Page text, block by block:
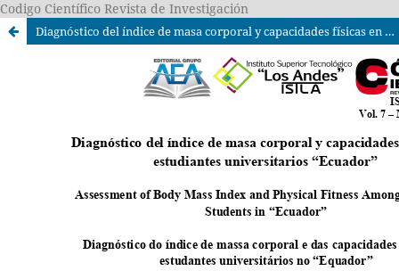
Codigo Científico Revista de Investigación
Diagnóstico del índice de masa corporal y capacidades físicas en estudiantes universitarios “Ecuador”